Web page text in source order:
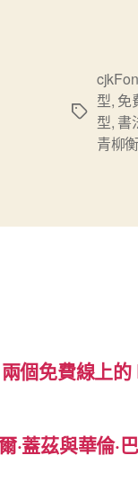
標
型, 免
型, 書
青柳
個免費線上
·蓋茲與華倫·